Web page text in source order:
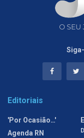
Editoriais
'Por Ocasião…'
Agenda RN